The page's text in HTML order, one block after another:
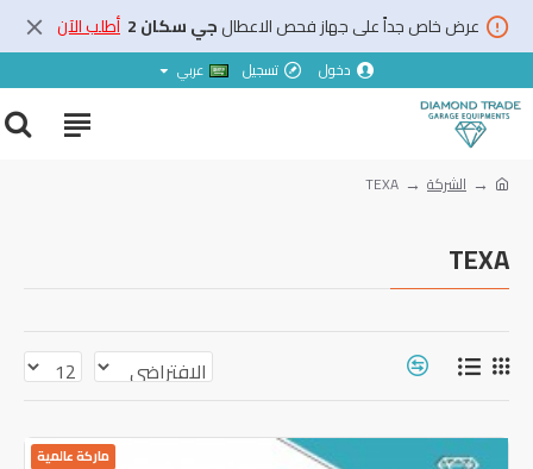
عرض خاص جداً على جهاز فحص الاعطالجي سكان 2 أطلب الآن
دخول تسجيل عربي
الشركة TEXA
TEXA
ماركة عالمية